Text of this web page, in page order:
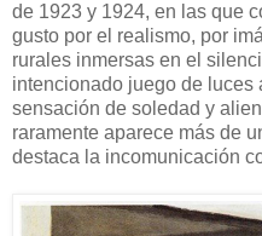
de 1923 y 1924, en las que
gusto por el realismo, por
rurales inmersas en el
intencionado juego de luces
sensación de soledad y
raramente aparece más de
destaca la incomunicación